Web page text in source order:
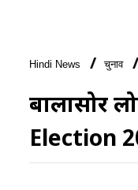
Hindi News चुनाव
बालासोर
Election